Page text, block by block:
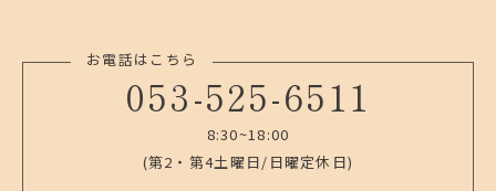
お電話はこちら
053-525-6511
8:30~18:00
(第2・第4土曜日/日曜定休日)